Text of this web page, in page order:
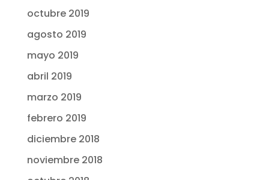
octubre 2019
agosto 2019
mayo 2019
abril 2019
marzo 2019
febrero 2019
diciembre 2018
noviembre 2018